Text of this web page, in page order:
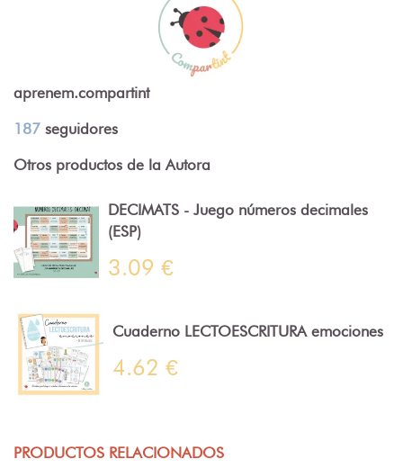
aprenem.compartint
187 seguidores
Otros productos de la Autora
DECIMATS - Juego números decimales
(ESP)
3.09 €
Cuaderno LECTOESCRITURA emociones
4.62 €
PRODUCTOS RELACIONADOS